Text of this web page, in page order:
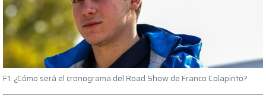
F1: ¿Cómo será el cronograma del Road Show de Franco Colapinto?